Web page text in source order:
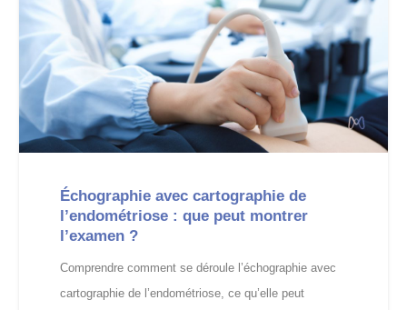
Échographie avec cartographie de
l’endométriose : que peut montrer
l’examen ?
Comprendre comment se déroule l’échographie avec
cartographie de l’endométriose, ce qu’elle peut